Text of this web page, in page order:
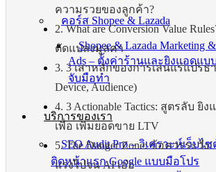
คอร์ส Shopee & Lazada
Shopee & Lazada Marketing &
Ads – ตั้งค่าร้านและยิงแอดแบบ
จับมือทำ
บริการของเรา
SEO Audit Pro – วิเคราะห์เว็บไ
ติดหน้าแรก Google แบบมือโปร
ความรวยของลูกค้า?
2. What are Conversion Value
ดัดแปลงมูลค่า
3. 3 เสาหลักของการเล่นแร่แปรธา
Device, Audience)
4. 3 Actionable Tactics: สูตรลับ ยิง
เพื่อ เพิ่มยอดขาย LTV
5. The Danger Zone: ข้อควรระวั
แรงไปจน AI เอ๋อ